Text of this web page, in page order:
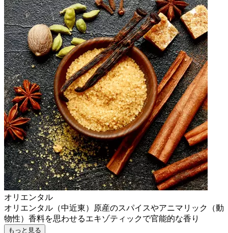
オリエンタル
オリエンタル（中近東）原産のスパイスやアニマリック（動
物性）香料を思わせるエキゾティックで官能的な香り
もっと見る